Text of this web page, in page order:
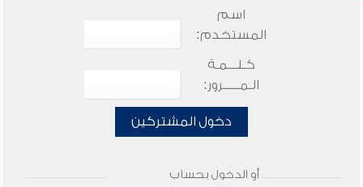
اسم
المستخدم:
كـلـــمـة
الـمـــــرور:
دخول المشتركين
أو الدخول بحساب